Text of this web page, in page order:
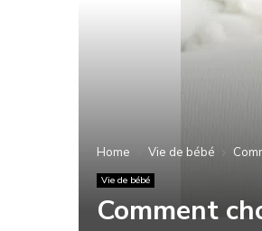
Home Vie de bébé
Vie de bébé
Comment